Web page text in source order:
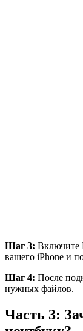
Шаг 3: Включите
вашего iPhone и
Шаг 4: После
нужных файлов.
Часть 3: